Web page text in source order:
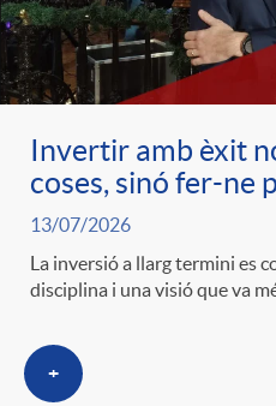
c
o
n
o
m
l
a
F
i
l
c
o
n
t
i
Invertir amb èxit
coses, sinó fer-ne
13/07/2026
La inversió a llarg termini es
disciplina i una visió que va
+